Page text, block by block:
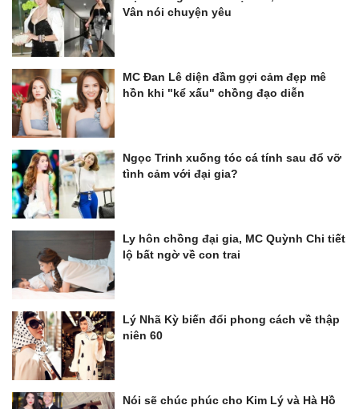
Vân nói chuyện yêu
MC Đan Lê diện đầm gợi cảm đẹp mê
hồn khi "kể xấu" chồng đạo diễn
Ngọc Trinh xuống tóc cá tính sau đổ vỡ
tình cảm với đại gia?
Ly hôn chồng đại gia, MC Quỳnh Chi tiết
lộ bất ngờ về con trai
Lý Nhã Kỳ biến đổi phong cách về thập
niên 60
Nói sẽ chúc phúc cho Kim Lý và Hà Hồ